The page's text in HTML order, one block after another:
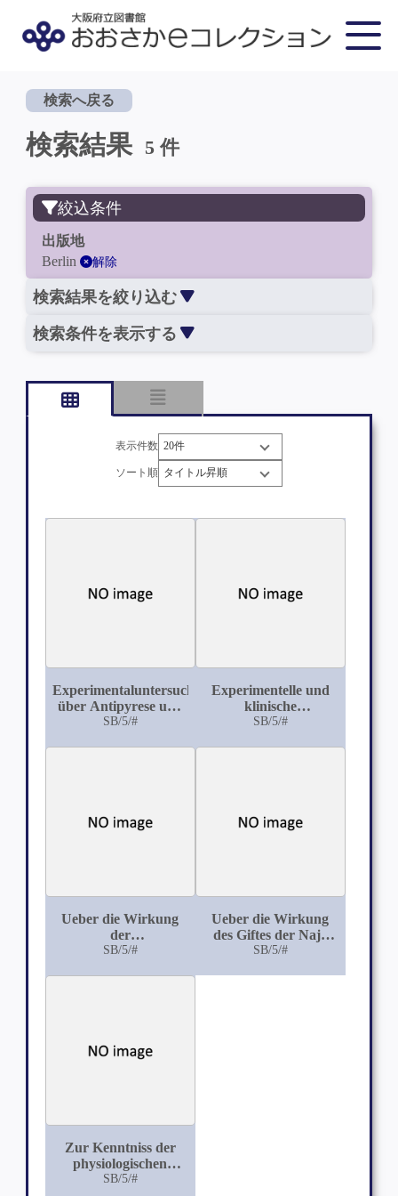
検索へ戻る
検索結果 5 件
絞込条件
出版地
Berlin
解除
検索結果を絞り込む
検索条件を表示する
表示件数
ソート順
Experimentaluntersuchungen
über Antipyrese und
Pyrese, nervöse und
SB/5/#
Experimentelle und
klinische
Untersuchungen zur
Organe nach längerer
Äthernarkose
SB/5/#
Ueber die Wirkung
der
Hydronaphtylamine
SB/5/#
Ueber die Wirkung
des Giftes der Naja
tripudians
SB/5/#
Zur Kenntniss der
physiologischen
Wirkung der
SB/5/#